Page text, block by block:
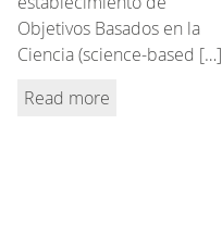
Objetivos Basados en la
Ciencia (science-based […]
Read more